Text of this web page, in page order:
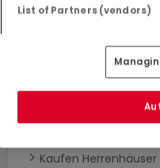
Häuser kaufen in
Kaufen Häuser
Kaufen
Kaufen
Kaufen Herrenhäuser
List of Partners (vendors)